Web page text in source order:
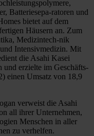
Batteriesepa-ratoren und
bietet auf dem
Häusern an. Zum
Medizintech-nik
Intensivmedizin. Mit
die Asahi Kasei
erzielte im Geschäfts-
einen Umsatz von 18,9
verweist die Asahi
all ihrer Unternehmen,
Menschen in aller
zu verhelfen.